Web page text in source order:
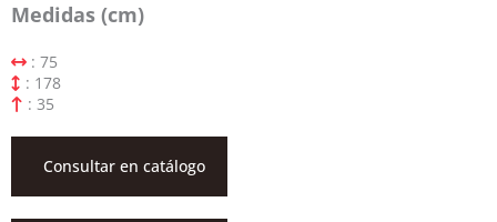
Medidas (cm)
: 75
: 178
: 35
Consultar en catálogo